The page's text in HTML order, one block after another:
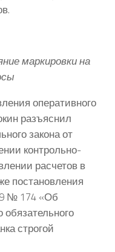
маркировки на
оперативного
разъяснил
закона от
контрольно-
расчетов в
постановления
№ 174 «Об
строгой